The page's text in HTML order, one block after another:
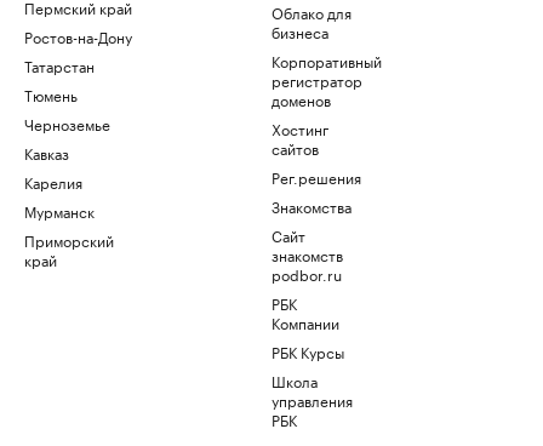
Пермский край
Ростов-на-Дону
Татарстан
Тюмень
Черноземье
Кавказ
Карелия
Мурманск
Приморский
край
Облако для
бизнеса
Корпоративный
регистратор
доменов
Хостинг
сайтов
Рег.решения
Знакомства
Сайт
знакомств
podbor.ru
РБК
Компании
РБК Курсы
Школа
управления
РБК